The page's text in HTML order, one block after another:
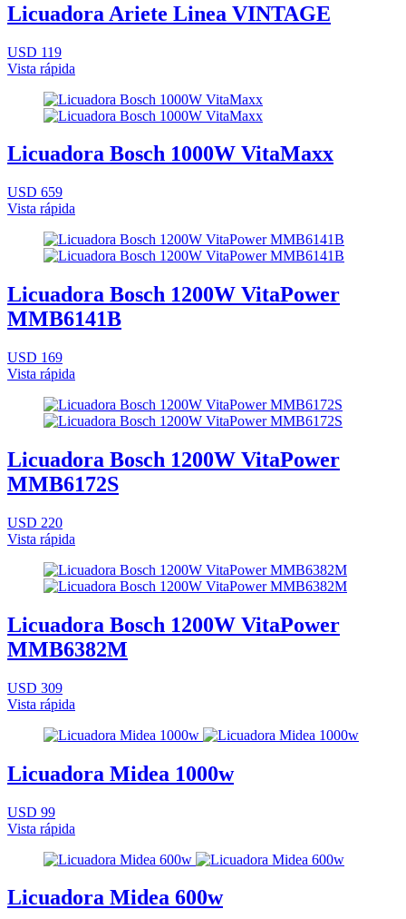
Licuadora Ariete Linea VINTAGE
USD 119
Vista rápida
Licuadora Bosch 1000W VitaMaxx
USD 659
Vista rápida
Licuadora Bosch 1200W VitaPower
MMB6141B
USD 169
Vista rápida
Licuadora Bosch 1200W VitaPower
MMB6172S
USD 220
Vista rápida
Licuadora Bosch 1200W VitaPower
MMB6382M
USD 309
Vista rápida
Licuadora Midea 1000w
USD 99
Vista rápida
Licuadora Midea 600w